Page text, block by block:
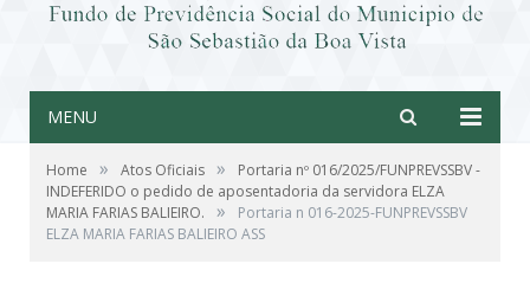
MENU
Home » Atos Oficiais »
Portaria nº 016/2025/FUNPREVSSBV -
INDEFERIDO o pedido de aposentadoria da servidora ELZA
MARIA FARIAS BALIEIRO.
»
Portaria n 016-2025-FUNPREVSSBV
ELZA MARIA FARIAS BALIEIRO ASS